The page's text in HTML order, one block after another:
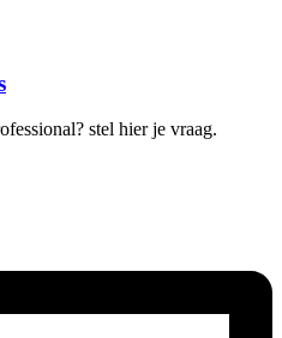
stel hier je vraag.